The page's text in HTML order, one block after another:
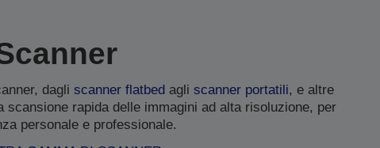
dagli scanner flatbedagli scanner portatili, e altre
scansione rapida delle immagini ad alta risoluzione, per
personale e professionale.